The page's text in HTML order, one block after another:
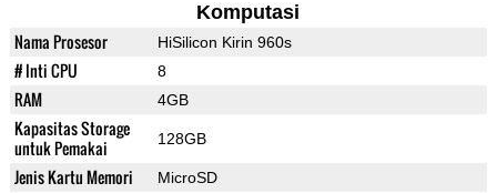
Komputasi
Nama Prosesor HiSilicon Kirin 960s
# Inti CPU 8
RAM 4GB
Kapasitas Storage
untuk Pemakai
128GB
Jenis Kartu Memori MicroSD